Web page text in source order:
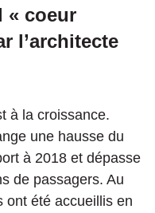
« coeur
l’architecte
à la croissance.
une hausse du
à 2018 et dépasse
de passagers. Au
ont été accueillis en